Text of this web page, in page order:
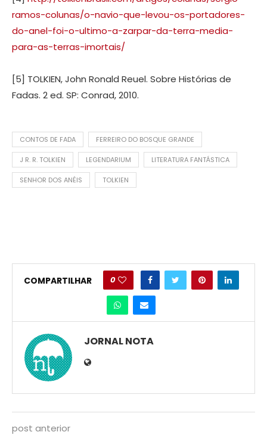
ramos-colunas/o-navio-que-levou-os-portadores-
do-anel-foi-o-ultimo-a-zarpar-da-terra-media-
para-as-terras-imortais/
[5] TOLKIEN, John Ronald Reuel. Sobre Histórias de
Fadas. 2 ed. SP: Conrad, 2010.
CONTOS DE FADA FERREIRO DO BOSQUE GRANDE
J R. R. TOLKIEN LEGENDARIUM LITERATURA FANTÁSTICA
SENHOR DOS ANÉIS TOLKIEN
COMPARTILHAR 0
JORNAL NOTA
post anterior